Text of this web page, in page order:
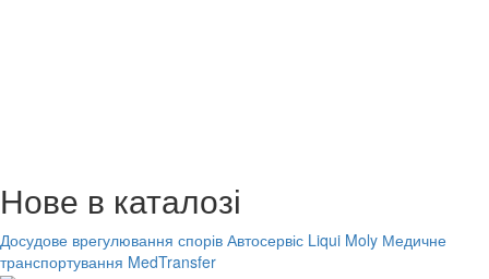
Нове в каталозі
Досудове врегулювання спорів Автосервіс Liqui Moly Медичне
транспортування MedTransfer